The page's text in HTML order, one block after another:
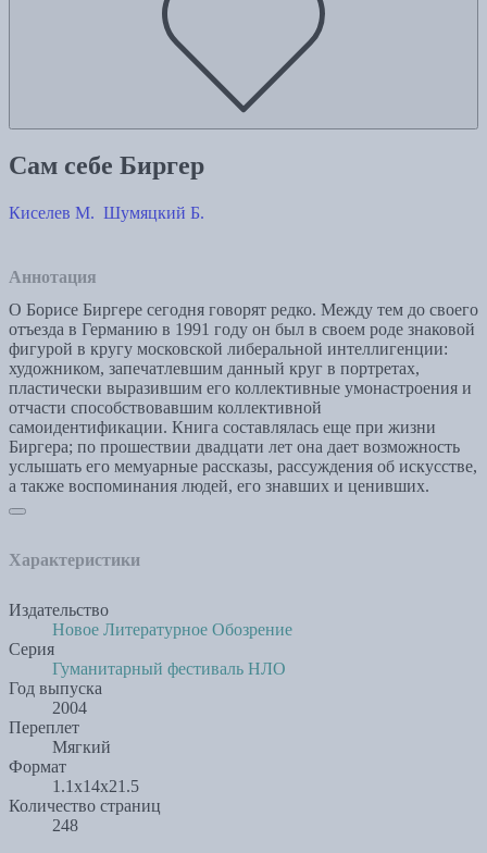
Сам себе Биргер
Киселев М. Шумяцкий Б.
Аннотация
О Борисе Биргере сегодня говорят редко. Между тем до своего
отъезда в Германию в 1991 году он был в своем роде знаковой
фигурой в кругу московской либеральной интеллигенции:
художником, запечатлевшим данный круг в портретах,
пластически выразившим его коллективные умонастроения и
отчасти способствовавшим коллективной
самоидентификации. Книга составлялась еще при жизни
Биргера; по прошествии двадцати лет она дает возможность
услышать его мемуарные рассказы, рассуждения об искусстве,
а также воспоминания людей, его знавших и ценивших.
Характеристики
Издательство
Новое Литературное Обозрение
Серия
Гуманитарный фестиваль НЛО
Год выпуска
2004
Переплет
Мягкий
Формат
1.1x14x21.5
Количество страниц
248